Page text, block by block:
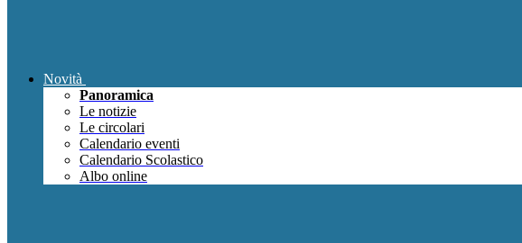
Novità
Panoramica
Le notizie
Le circolari
Calendario eventi
Calendario Scolastico
Albo online